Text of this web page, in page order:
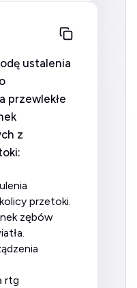
ustalenia
przewlekłe
z
przetoki.